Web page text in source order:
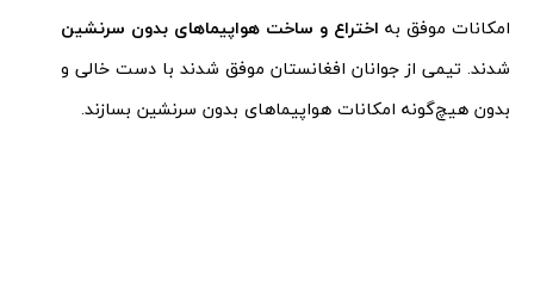
امکانات موفق به اختراع و ساخت هواپیما‌های بدون سرنشین
شدند. تیمی از جوانان افغانستان موفق شدند با دست خالی و
بدون هیچ‌گونه امکانات هواپیما‌های بدون سرنشین بسازند.